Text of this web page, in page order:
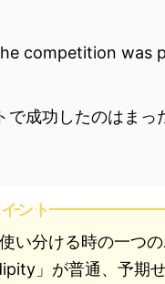
competition was
で成功したのはまっ
ント
い分ける時の一つ
」が普通、予期